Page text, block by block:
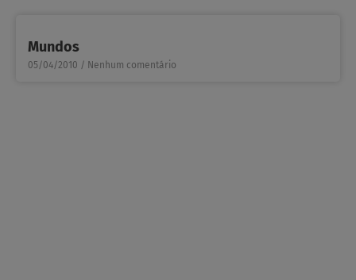
Mundos
05/04/2010 Nenhum comentário